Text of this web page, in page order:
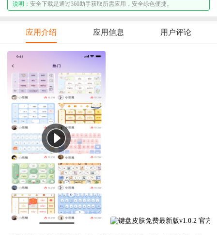
说明： 安全下载是通过360助手获取所需应用，安全绿色便捷。
应用介绍 应用信息 用户评论